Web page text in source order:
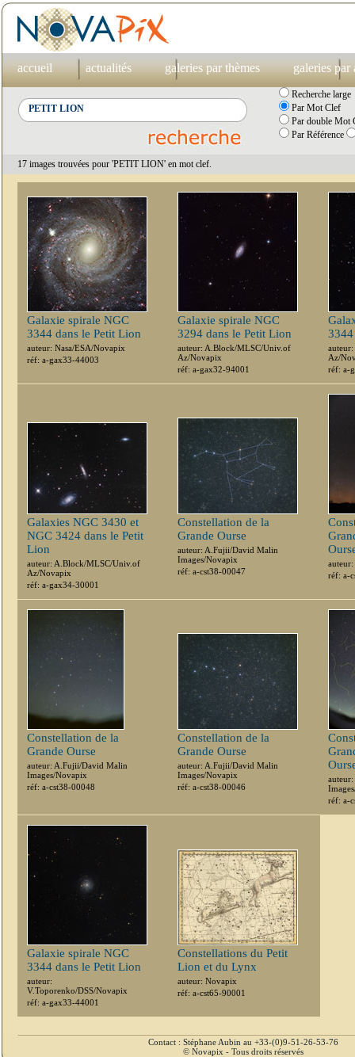
accueil actualités galeries par thèmes galeries par
Recherche large
Par Mot Clef
Par double Mot
Par Référence
17 images trouvées pour 'PETIT LION' en mot clef.
Galaxie spirale NGC
3344 dans le Petit Lion
auteur: Nasa/ESA/Novapix
réf: a-gax33-44003
Galaxie spirale NGC
3294 dans le Petit Lion
auteur: A.Block/MLSC/Univ.of
Az/Novapix
réf: a-gax32-94001
Az/
réf: a-
Galaxies NGC 3430 et
NGC 3424 dans le Petit
Lion
auteur: A.Block/MLSC/Univ.of
Az/Novapix
réf: a-gax34-30001
Constellation de la
Grande Ourse
auteur: A.Fujii/David Malin
Images/Novapix
réf: a-cst38-00047
réf: a-
Constellation de la
Grande Ourse
auteur: A.Fujii/David Malin
Images/Novapix
réf: a-cst38-00048
Constellation de la
Grande Ourse
auteur: A.Fujii/David Malin
Images/Novapix
réf: a-cst38-00046
réf: a-
Galaxie spirale NGC
3344 dans le Petit Lion
auteur:
V.Toporenko/DSS/Novapix
réf: a-gax33-44001
Constellations du Petit
Lion et du Lynx
auteur: Novapix
réf: a-cst65-90001
Contact : Stéphane Aubin au +33-(0)9-51-26-53-76
© Novapix - Tous droits réservés